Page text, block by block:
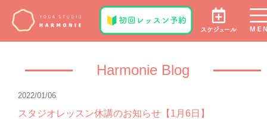
Harmonie Blog
2022/01/06
スタジオレッスン休講のお知らせ【1月6日】